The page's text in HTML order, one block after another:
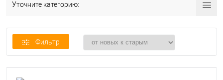
Уточните категорию:
Фильтр